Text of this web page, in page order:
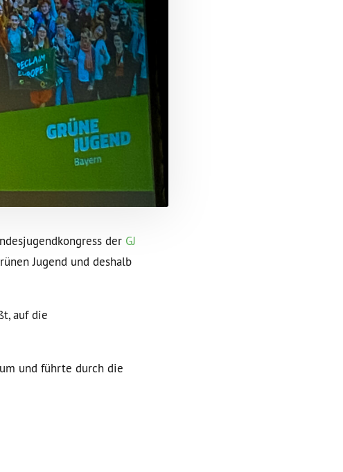
der GJ
Jugend und deshalb
auf die
und führte durch die